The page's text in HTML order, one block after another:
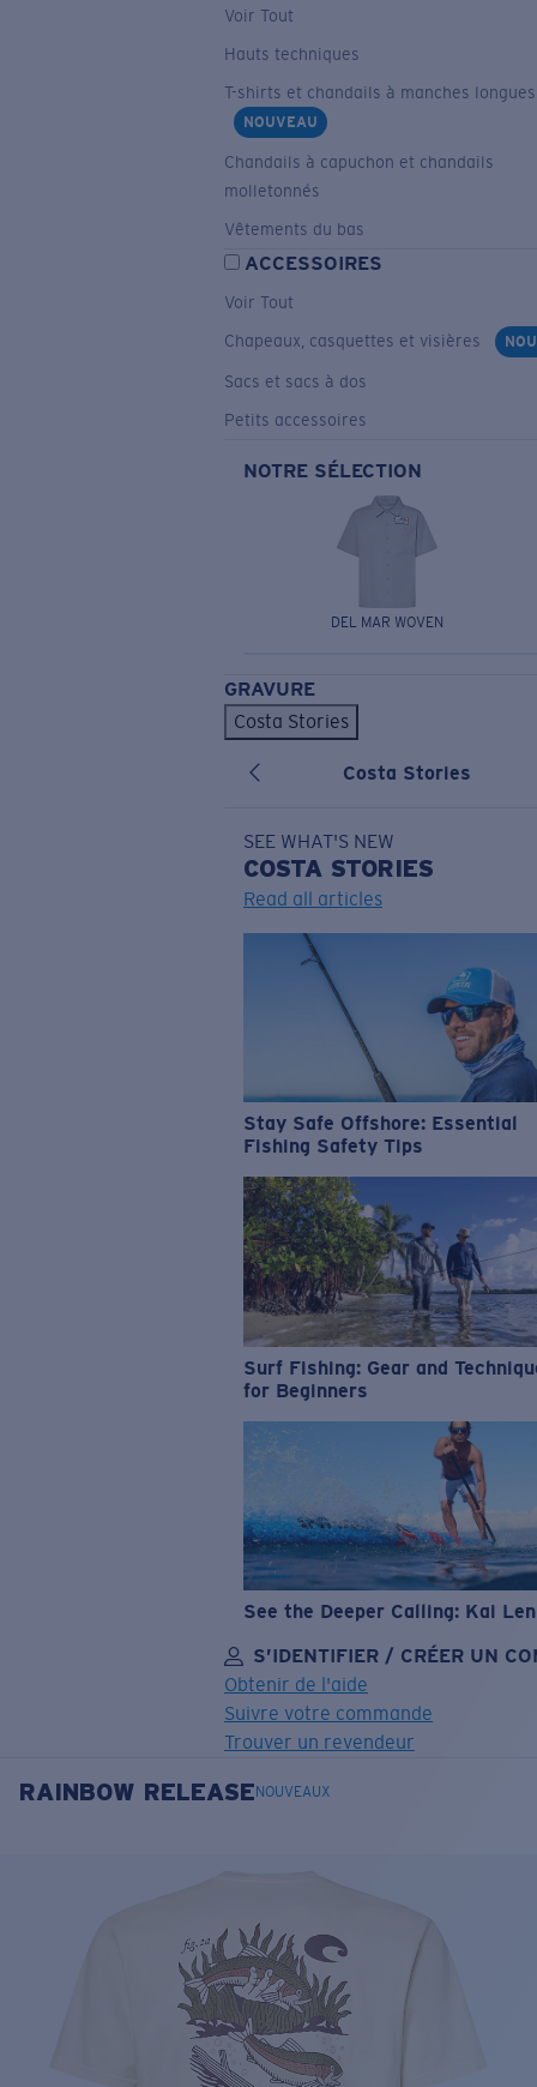
Voir Tout
Hauts techniques
T-shirts et chandails à manches longues
NOUVEAU
Chandails à capuchon et chandails
molletonnés
Vêtements du bas
ACCESSOIRES
Voir Tout
Chapeaux, casquettes et visières
Sacs et sacs à dos
Petits accessoires
NOTRE SÉLECTION
DEL MAR WOVEN
GRAVURE
Costa Stories
Costa Stories
SEE WHAT'S NEW
COSTA STORIES
Read all articles
Stay Safe Offshore: Essential
Fishing Safety Tips
Surf Fishing: Gear and
for Beginners
See the Deeper Calling: Kai
S’IDENTIFIER / CRÉER UN
Obtenir de l'aide
Suivre votre commande
Trouver un revendeur
OBJECTIF MIS À JOURAJOUTÉ AU PANIER!
Prix : Gratuit
Quantité:
RAINBOW RELEASE NOUVEAUX